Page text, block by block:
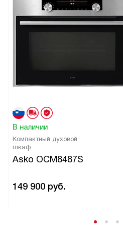
В наличии
Компактный духовой
шкаф
Asko OCM8487S
149 900 руб.